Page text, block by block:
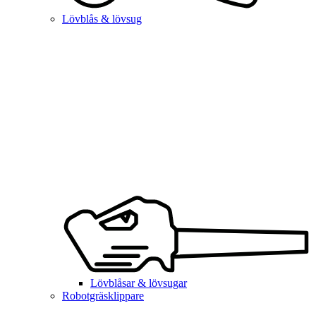
Lövblås & lövsug
Lövblåsar & lövsugar
Robotgräsklippare